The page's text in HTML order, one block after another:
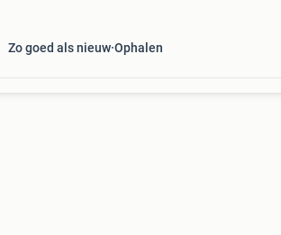
Zo goed als nieuw Ophalen